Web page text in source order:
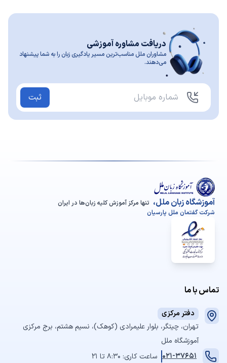
دریافت مشاوره آموزشی
مشاوران ملل مناسب‌ترین مسیر یادگیری زبان را به شما پیشنهاد
می‌دهند.
ثبت
آموزشگاه زبان ملل، تنها مرکز آموزش کلیه زبان‌ها در ایران
شرکت گفتمان ملل پارسیان
تماس با ما
دفتر مرکزی
تهران، چیتگر، بلوار علیمرادی (کوهک)، نسیم هشتم، برج مرکزی
آموزشگاه ملل
021-37651 ساعت کاری: 8:30 تا 21